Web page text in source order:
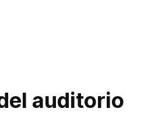
auditorio